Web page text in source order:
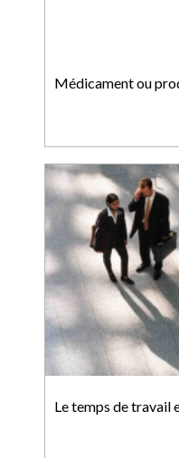
Médicament ou
Le temps de travail